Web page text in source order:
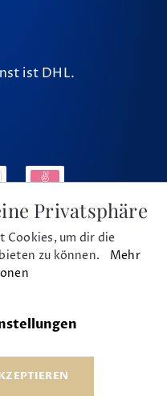
ist DHL.
e.K.
Privatsphäre
Cookies, um dir die
zu können. Mehr